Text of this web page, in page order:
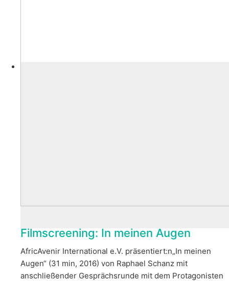
Filmscreening: In meinen Augen
AfricAvenir International e.V. präsentiert:n„In meinen
Augen“ (31 min, 2016) von Raphael Schanz mit
anschließender Gesprächsrunde mit dem Protagonisten